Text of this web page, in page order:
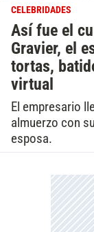
CELEBRIDADES
Así fue el
Gravier, el
tortas,
virtual
El empresario
almuerzo con
esposa.